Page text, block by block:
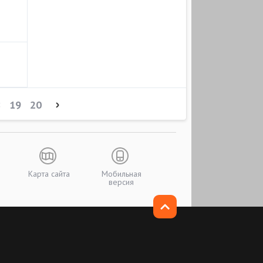
19 20
Карта сайта Мобильная
версия